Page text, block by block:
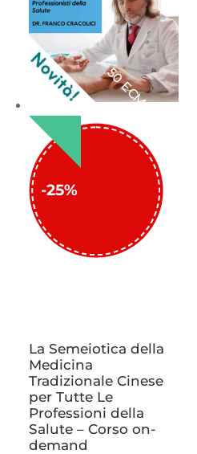
a
€200,00
50 ECM
-25%
La Semeiotica della
Medicina
Tradizionale Cinese
per Tutte Le
Professioni della
Salute – Corso on-
demand